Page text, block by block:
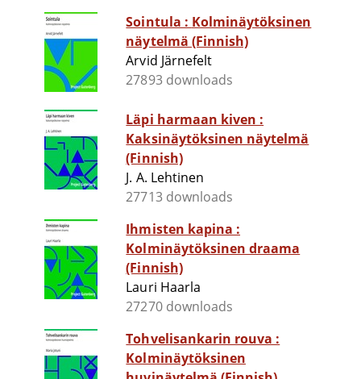
Sointula : Kolminäytöksinen
näytelmä (Finnish)
Arvid Järnefelt
27893 downloads
Läpi harmaan kiven :
Kaksinäytöksinen näytelmä
(Finnish)
J. A. Lehtinen
27713 downloads
Ihmisten kapina :
Kolminäytöksinen draama
(Finnish)
Lauri Haarla
27270 downloads
Tohvelisankarin rouva :
Kolminäytöksinen